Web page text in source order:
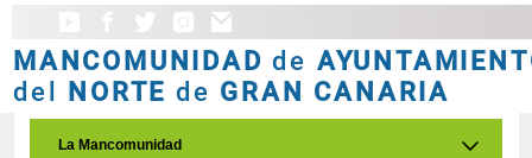
MANCOMUNIDAD de
del NORTE de GRAN CANARIA
La Mancomunidad